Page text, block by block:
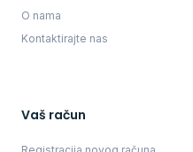
O nama
Kontaktirajte nas
Vaš račun